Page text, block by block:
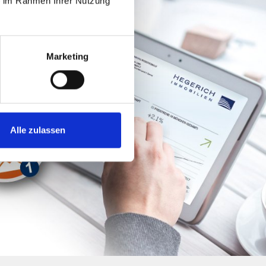
Marketing
Alle zulassen